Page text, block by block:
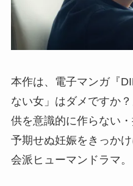
本作は、電子マンガ『
ない女」はダメですか
供を意識的に作らない
予期せぬ妊娠をきっか
会派ヒューマンドラマ。